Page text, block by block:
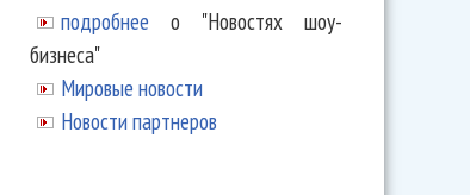
подробнее о "Новостях шоу-
бизнеса"
Мировые новости
Новости партнеров